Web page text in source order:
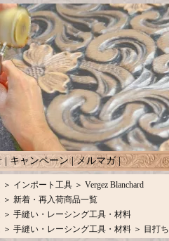
| キャンペーン|メルマガ|
＞ インポート工具 ＞ Vergez Blanchard
＞ 新着・再入荷商品一覧
＞ 手縫い・レーシング工具・材料
＞ 手縫い・レーシング工具・材料 ＞ 目打ち